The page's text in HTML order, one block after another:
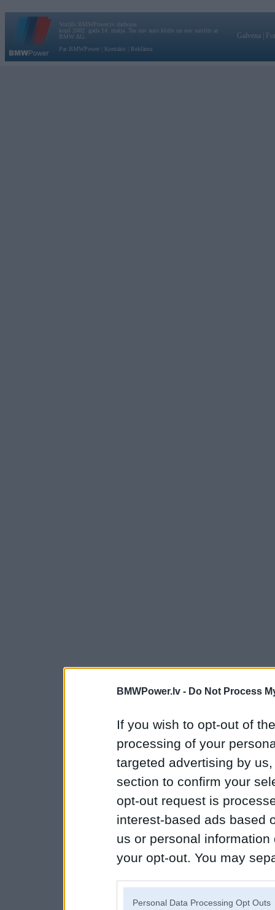
BMWPower.lv - Do Not Process
If you wish to opt-out of
processing of your
targeted advertising by
section to confirm your
opt-out request is
interest-based ads based
us or personal
your opt-out. You may
Personal Data Processing Opt Outs
Vortāls BMWPower.lv darbojas
kopš 2002. gada 14. maija. Tas nav auto klubs un nav saistīts ar
BMW AG.
Par BMWPower
Kontakti Reklāma
Galvena